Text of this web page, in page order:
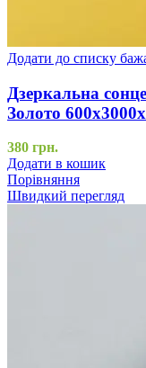
Додати до списку
Дзеркальна
Золото
380 грн.
Додати в кошик
Порівняння
Швидкий перегляд